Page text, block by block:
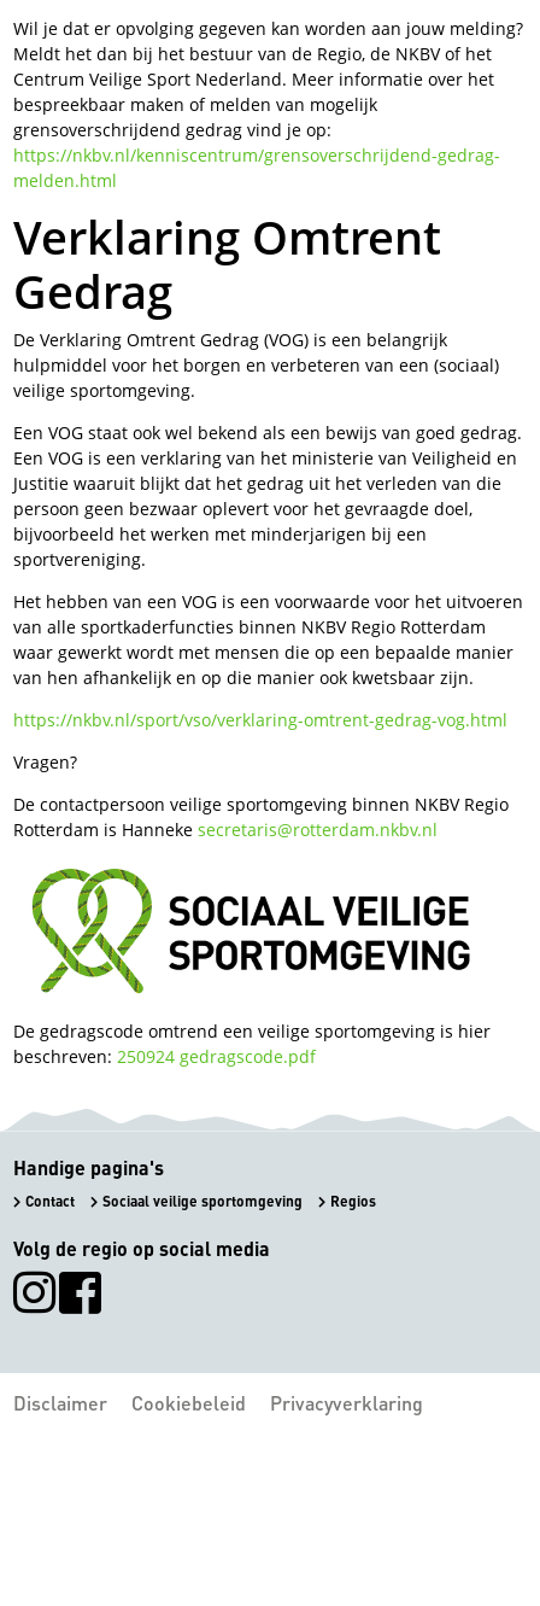
Wil je dat er opvolging gegeven kan worden aan jouw melding?
Meldt het dan bij het bestuur van de Regio, de NKBV of het
Centrum Veilige Sport Nederland. Meer informatie over het
bespreekbaar maken of melden van mogelijk
grensoverschrijdend gedrag vind je op:
https://nkbv.nl/kenniscentrum/grensoverschrijdend-gedrag-
melden.html
Verklaring Omtrent
Gedrag
De Verklaring Omtrent Gedrag (VOG) is een belangrijk
hulpmiddel voor het borgen en verbeteren van een (sociaal)
veilige sportomgeving.
Een VOG staat ook wel bekend als een bewijs van goed gedrag.
Een VOG is een verklaring van het ministerie van Veiligheid en
Justitie waaruit blijkt dat het gedrag uit het verleden van die
persoon geen bezwaar oplevert voor het gevraagde doel,
bijvoorbeeld het werken met minderjarigen bij een
sportvereniging.
Het hebben van een VOG is een voorwaarde voor het uitvoeren
van alle sportkaderfuncties binnen NKBV Regio Rotterdam
waar gewerkt wordt met mensen die op een bepaalde manier
van hen afhankelijk en op die manier ook kwetsbaar zijn.
https://nkbv.nl/sport/vso/verklaring-omtrent-gedrag-vog.html
Vragen?
De contactpersoon veilige sportomgeving binnen NKBV Regio
Rotterdam is Hanneke secretaris@rotterdam.nkbv.nl
De gedragscode omtrend een veilige sportomgeving is hier
beschreven: 250924 gedragscode.pdf
Handige pagina's
Contact Sociaal veilige sportomgeving Regios
Volg de regio op social media
Disclaimer Cookiebeleid Privacyverklaring